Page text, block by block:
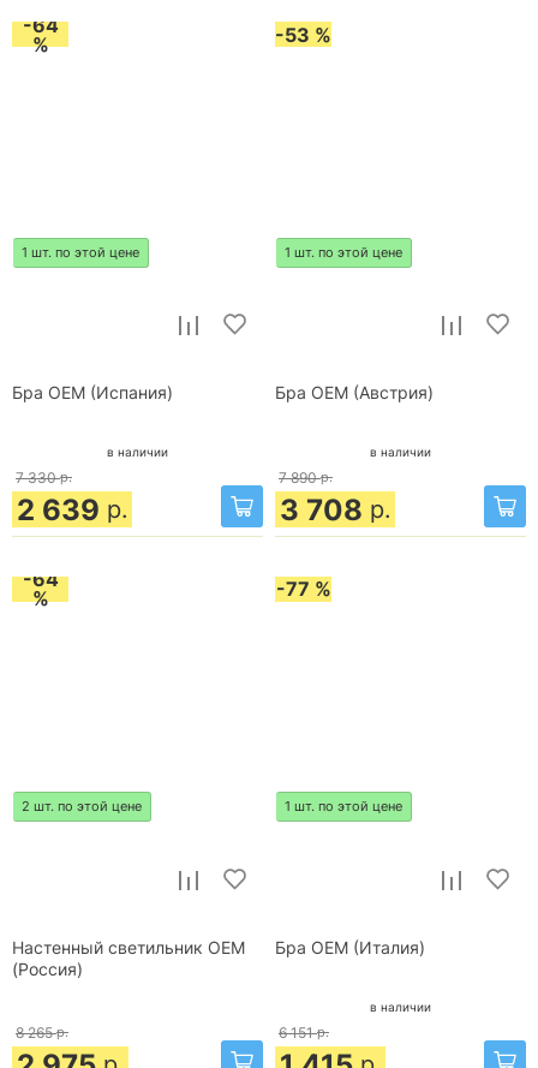
-64
%
1 шт. по этой цене
Бра OEM (Испания)
в наличии
7 330 р.
2 639 р.
-53 %
1 шт. по этой цене
Бра OEM (Австрия)
в наличии
7 890 р.
3 708 р.
-64
%
2 шт. по этой цене
Настенный светильник OEM
(Россия)
8 265 р.
-77 %
1 шт. по этой цене
Бра OEM (Италия)
в наличии
6 151 р.